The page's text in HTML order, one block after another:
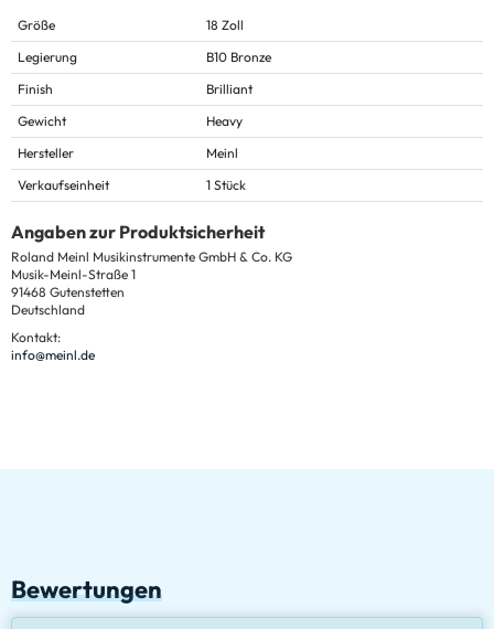
Größe
18 Zoll
Legierung
B10 Bronze
Finish
Brilliant
Gewicht
Heavy
Hersteller
Meinl
Verkaufseinheit
1 Stück
Angaben zur Produktsicherheit
Roland Meinl Musikinstrumente GmbH & Co. KG
Musik-Meinl-Straße 1
91468 Gutenstetten
Deutschland
Kontakt:
info@meinl.de
Bewertungen